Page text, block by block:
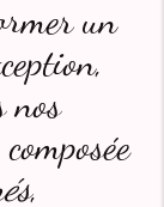
un
nos
,